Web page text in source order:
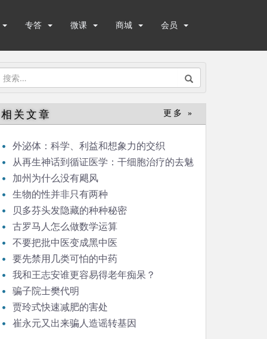
专答 微课 商城 会员
搜
：
相关文章 更多 »
外泌体：科学、利益和想象力的交织
从再生神话到循证医学：干细胞治疗的去魅
之路加州为什么没有飓风
生物的性并非只有两种
贝多芬头发隐藏的种种秘密
古罗马人怎么做数学运算
不要把批中医变成黑中医
要先禁用几类可怕的中药
我和王志安谁更容易得老年痴呆？
骗子院士樊代明
贾玲式快速减肥的害处
崔永元又出来骗人造谣转基因